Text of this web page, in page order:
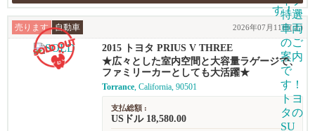
売ります 自動車 2026年07月11日(土)
2015 トヨタ PRIUS V THREE
★広々とした室内空間と大容量ラゲージで、
ファミリーカーとしても大活躍★
Torrance, California, 90501
支払総額 :
USドル 18,580.00